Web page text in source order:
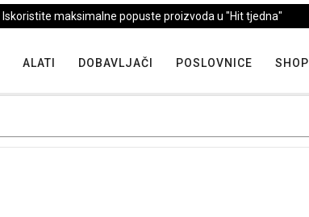
Iskoristite maksimalne popuste proizvoda u "Hit tjedna"
ALATI DOBAVLJAČI POSLOVNICE SHOP